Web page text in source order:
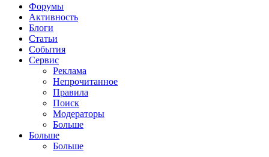
Форумы
Активность
Блоги
Статьи
События
Сервис
Реклама
Непрочитанное
Правила
Поиск
Модераторы
Больше
Больше
Больше